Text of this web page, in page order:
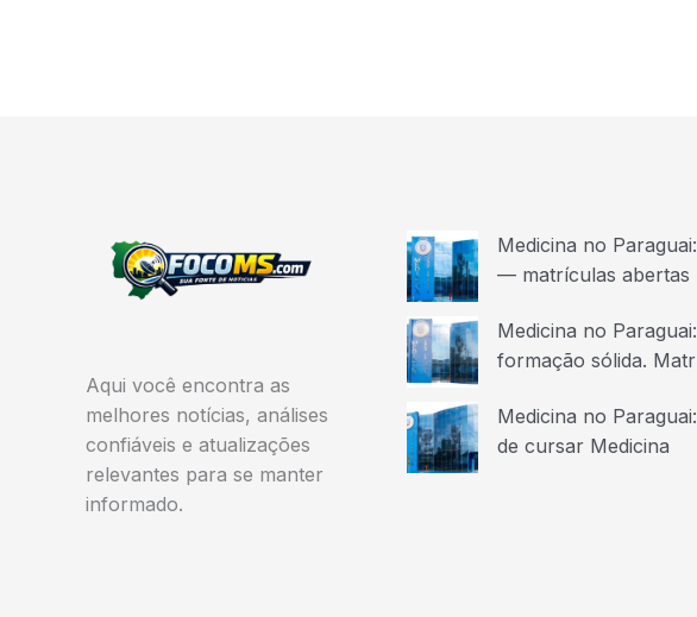
Aqui você encontra as
melhores notícias, análises
confiáveis e atualizações
relevantes para se manter
informado.
Medicina no
— matrículas abertas
Medicina no
formação sólida.
Medicina no
de cursar Medicina